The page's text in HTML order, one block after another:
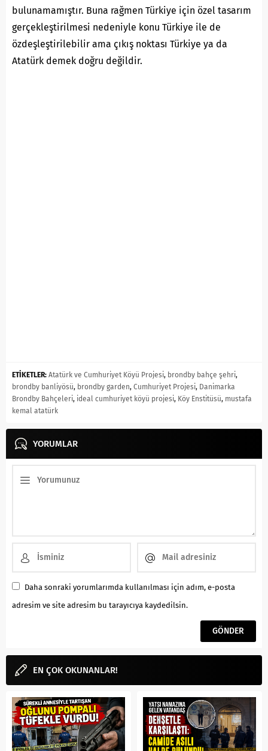
bulunamamıştır. Buna rağmen Türkiye için özel tasarım
gerçekleştirilmesi nedeniyle konu Türkiye ile de
özdeşleştirilebilir ama çıkış noktası Türkiye ya da
Atatürk demek doğru değildir.
ETİKETLER: Atatürk ve Cumhuriyet Köyü Projesi, brondby bahçe şehri,
brondby banliyösü, brondby garden, Cumhuriyet Projesi, Danimarka
Brondby Bahçeleri, ideal cumhuriyet köyü projesi, Köy Enstitüsü, mustafa
kemal atatürk
YORUMLAR
Daha sonraki yorumlarımda kullanılması için adım, e-posta
adresim ve site adresim bu tarayıcıya kaydedilsin.
EN ÇOK OKUNANLAR!